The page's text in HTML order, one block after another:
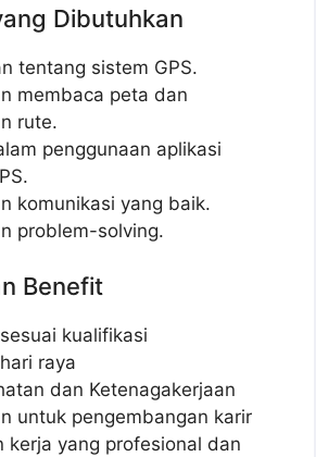
Dibutuhkan
tentang sistem GPS.
membaca peta dan
rute.
penggunaan aplikasi
komunikasi yang baik.
problem-solving.
Benefit
kualifikasi
raya
dan Ketenagakerjaan
untuk pengembangan karir
kerja yang profesional dan